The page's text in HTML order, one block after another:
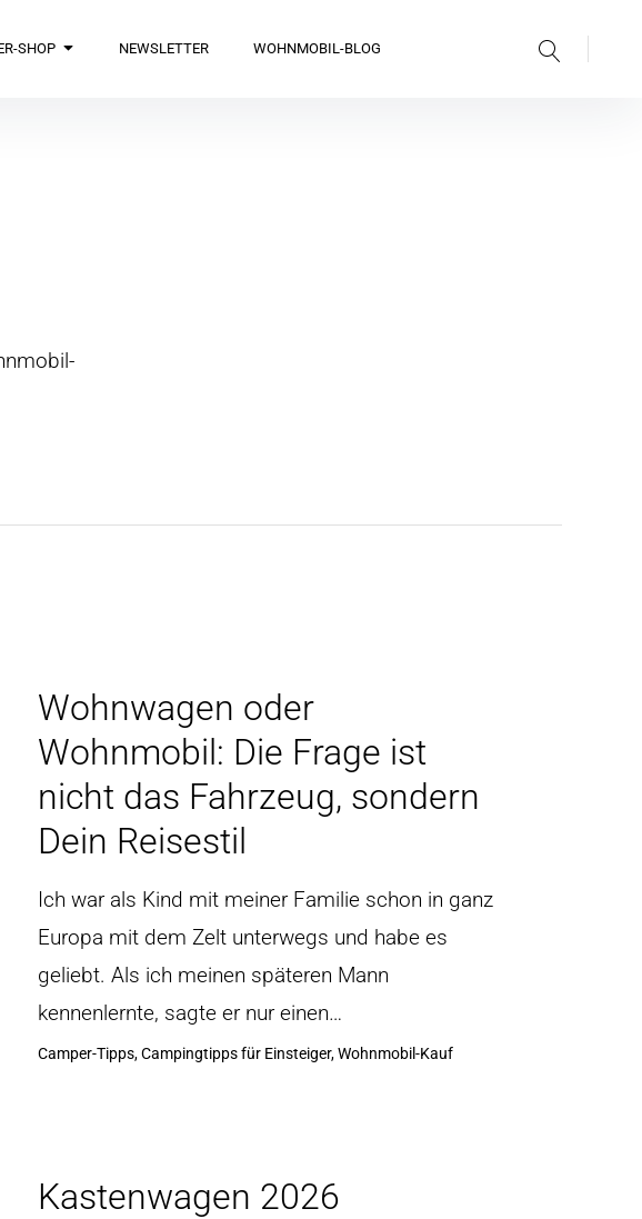
SHOP NEWSLETTER WOHNMOBIL-BLOG
Suche
Wohnwagen oder
Wohnmobil: Die Frage ist
nicht das Fahrzeug, sondern
Dein Reisestil
Ich war als Kind mit meiner Familie schon in ganz
Europa mit dem Zelt unterwegs und habe es
geliebt. Als ich meinen späteren Mann
kennenlernte, sagte er nur einen…
Camper-Tipps, Campingtipps für Einsteiger, Wohnmobil-Kauf
Kastenwagen 2026